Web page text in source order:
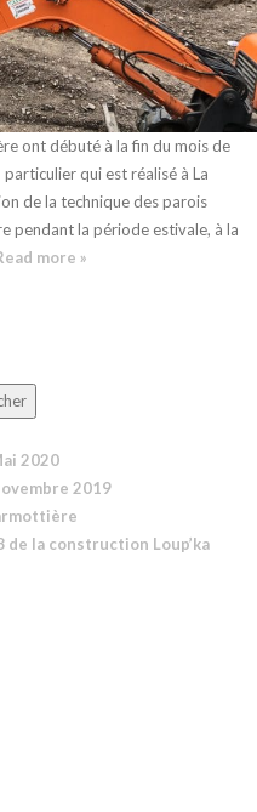
ont débuté à la fin du mois de
qui est réalisé à La
de la technique des parois
pendant la période estivale, à la
more »
2020
2019
la construction Loup’ka